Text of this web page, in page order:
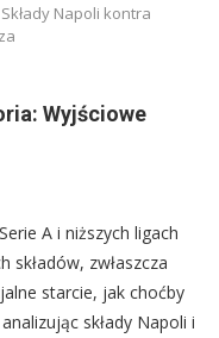
Składy Napoli kontra
Wyjściowe
A i niższych ligach
składów, zwłaszcza
starcie, jak choćby
składy Napoli i